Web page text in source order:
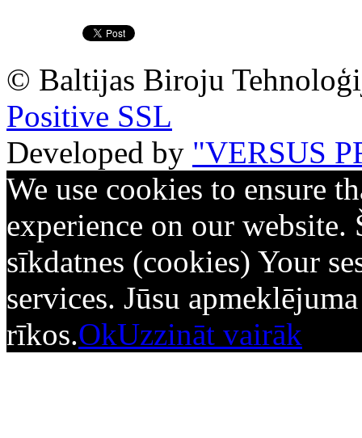
© Baltijas Biroju
Positive SSL
Developed by "VERSUS
We use cookies to ensure
experience on our website.
sīkdatnes (cookies) Your
services. Jūsu
rīkos.OkUzzināt vairāk